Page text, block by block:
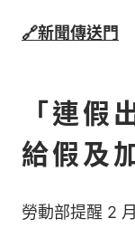
🔗新聞傳送門
「連假
給假及
勞動部提醒 2